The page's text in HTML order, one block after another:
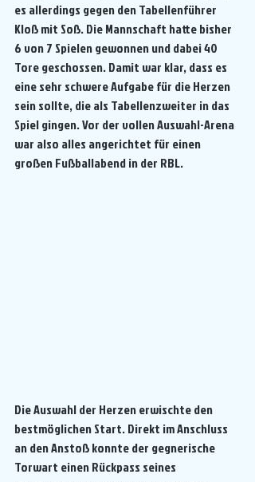
es allerdings gegen den Tabellenführer
Kloß mit Soß. Die Mannschaft hatte bisher
6 von 7 Spielen gewonnen und dabei 40
Tore geschossen. Damit war klar, dass es
eine sehr schwere Aufgabe für die Herzen
sein sollte, die als Tabellenzweiter in das
Spiel gingen. Vor der vollen Auswahl-Arena
war also alles angerichtet für einen
großen Fußballabend in der RBL.
Die Auswahl der Herzen erwischte den
bestmöglichen Start. Direkt im Anschluss
an den Anstoß konnte der gegnerische
Torwart einen Rückpass seines